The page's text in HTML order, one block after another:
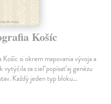
Košíc
si okrem mapovania vývoja a
za cieľ popísať aj genézu
Každý jeden typ bloku…